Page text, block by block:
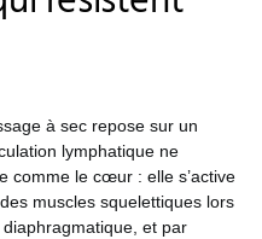
à sec repose sur un
lymphatique ne
comme le cœur : elle s’active
muscles squelettiques lors
et par